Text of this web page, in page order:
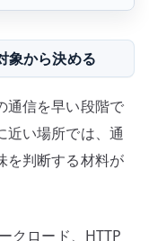
象から決める
通信を早い段階で
近い場所では、通
を判断する材料が
クロード、HTTP